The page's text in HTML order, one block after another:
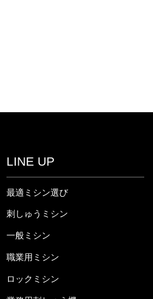
LINE UP
最適ミシン選び
刺しゅうミシン
一般ミシン
職業用ミシン
ロックミシン